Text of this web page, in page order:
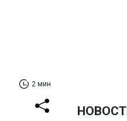
2 мин